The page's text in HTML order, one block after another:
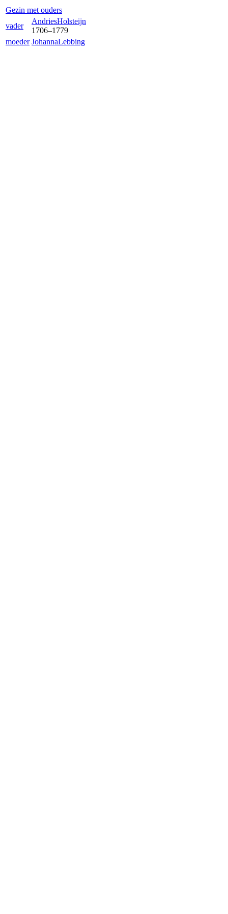
Gezin met ouders
vader
AndriesHolsteijn
1706–1779
moeder JohannaLebbing